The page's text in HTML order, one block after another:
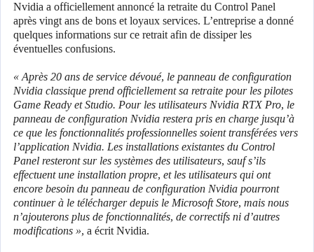
Nvidia a officiellement annoncé la retraite du Control Panel
après vingt ans de bons et loyaux services. L’entreprise a donné
quelques informations sur ce retrait afin de dissiper les
éventuelles confusions.
« Après 20 ans de service dévoué, le panneau de configuration
Nvidia classique prend officiellement sa retraite pour les pilotes
Game Ready et Studio. Pour les utilisateurs Nvidia RTX Pro, le
panneau de configuration Nvidia restera pris en charge jusqu’à
ce que les fonctionnalités professionnelles soient transférées vers
l’application Nvidia. Les installations existantes du Control
Panel resteront sur les systèmes des utilisateurs, sauf s’ils
effectuent une installation propre, et les utilisateurs qui ont
encore besoin du panneau de configuration Nvidia pourront
continuer à le télécharger depuis le Microsoft Store, mais nous
n’ajouterons plus de fonctionnalités, de correctifs ni d’autres
modifications », a écrit Nvidia.